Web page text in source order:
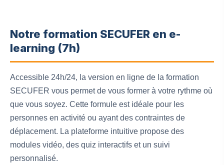
Notre formation SECUFER en e-
learning (7h)
Accessible 24h/24, la version en ligne de la formation
SECUFER vous permet de vous former à votre rythme où
que vous soyez. Cette formule est idéale pour les
personnes en activité ou ayant des contraintes de
déplacement. La plateforme intuitive propose des
modules vidéo, des quiz interactifs et un suivi
personnalisé.